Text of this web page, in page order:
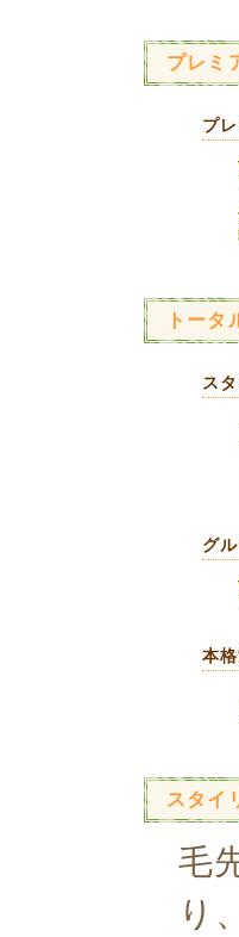
プレミ
プ
トータ
ス
グ
本
スタイ
毛
り